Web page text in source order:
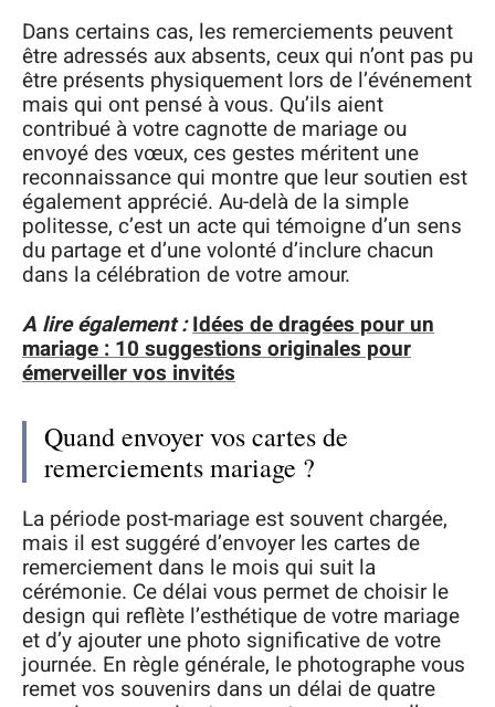
Dans certains cas, les remerciements peuvent
être adressés aux absents, ceux qui n’ont pas pu
être présents physiquement lors de l’événement
mais qui ont pensé à vous. Qu’ils aient
contribué à votre cagnotte de mariage ou
envoyé des vœux, ces gestes méritent une
reconnaissance qui montre que leur soutien est
également apprécié. Au-delà de la simple
politesse, c’est un acte qui témoigne d’un sens
du partage et d’une volonté d’inclure chacun
dans la célébration de votre amour.
A lire également : Idées de dragées pour un
mariage : 10 suggestions originales pour
émerveiller vos invités
Quand envoyer vos cartes de
remerciements mariage ?
La période post-mariage est souvent chargée,
mais il est suggéré d’envoyer les cartes de
remerciement dans le mois qui suit la
cérémonie. Ce délai vous permet de choisir le
design qui reflète l’esthétique de votre mariage
et d’y ajouter une photo significative de votre
journée. En règle générale, le photographe vous
remet vos souvenirs dans un délai de quatre